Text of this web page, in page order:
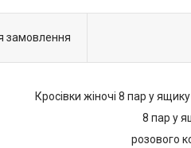
замовлення
Кросівки жіночі 8 пар у
8 пар у
розового